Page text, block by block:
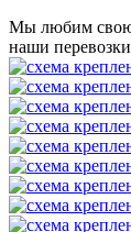
Мы любим свою
наши перевозки